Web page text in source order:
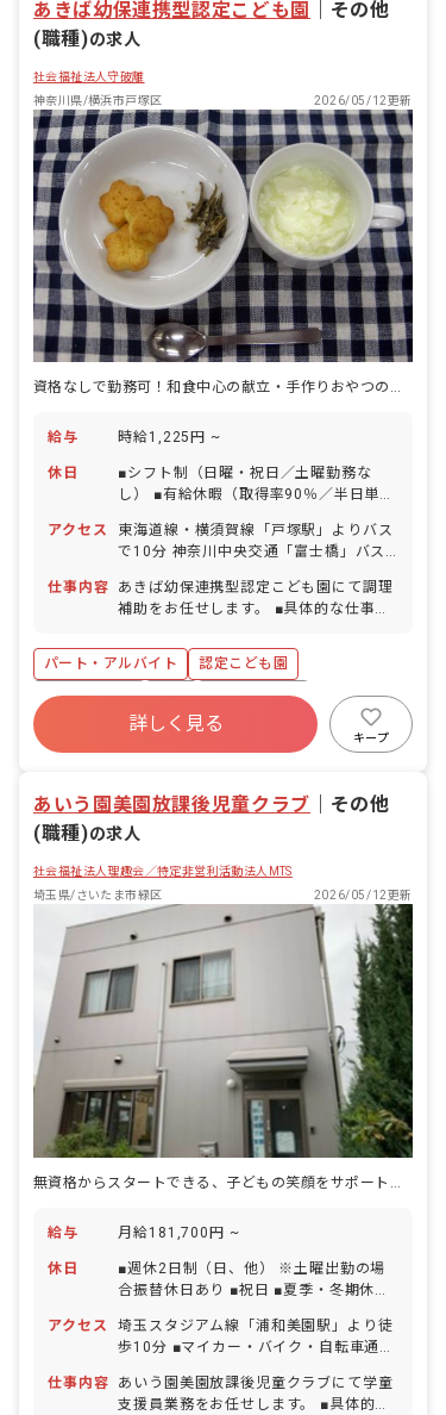
あきば幼保連携型認定こども園
その他
(職種)の求人
社会福祉法人守破離
神奈川県/横浜市戸塚区
2026/05/12更新
資格なしで勤務可！和食中心の献立・手作りおやつの給食を提供するお仕事
給与 時給1,225円 ~
休日
■シフト制（日曜・祝日／土曜勤務な
し） ■有給休暇（取得率90％／半日単位
年末年始休暇（6日間） ■慶弔休暇 ■産
前産後・育児休暇（取得率・復帰率とも
に100％） ■介護・看護休暇
アクセス
東海道線・横須賀線「戸塚駅」よりバス
で10分 神奈川中央交通「富士橋」バス
OK（無料駐輪場完備）
仕事内容
あきば幼保連携型認定こども園にて調理
補助をお任せします。 ■具体的な仕事内
簡単な作業 ※子どもたちから「ありがと
う」の声を聞きながら、楽しく給食が作
れる職場です。様々な食材や献立を学べ
ることも魅力です。
パート・アルバイト
認定こども園
社会保険完備
有給
福利厚生充実
産休育休制度
社会福祉法人
詳しく見る
キープ
あいう園美園放課後児童クラブ
その他
(職種)の求人
社会福祉法人理趣会／特定非営利活動法人MTS
埼玉県/さいたま市緑区
2026/05/12更新
無資格からスタートできる、子どもの笑顔をサポートする学童支援員募集♪
給与 月給181,700円 ~
休日
■週休2日制（日、他） ※土曜出勤の場
合振替休日あり ■祝日 ■夏季・冬期休暇
年始休暇（12/29～1/3） ■有給休暇
（取得率98％／半日単位での取得可／5
日以上の連休相談OK） ■産前産後・育児
休暇（法定通り）
アクセス
埼玉スタジアム線「浦和美園駅」より徒
歩10分 ■マイカー・バイク・自転車通勤
仕事内容
あいう園美園放課後児童クラブにて学童
支援員業務をお任せします。 ■具体的な